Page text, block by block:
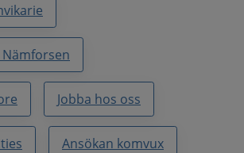
Nämforsen
Jobba hos oss
Ansökan komvux